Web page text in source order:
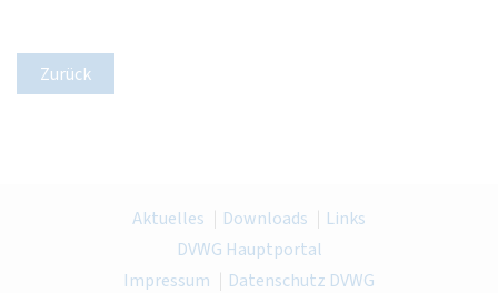
Zurück
Aktuelles Downloads
Links
DVWG Hauptportal
Impressum
Datenschutz DVWG